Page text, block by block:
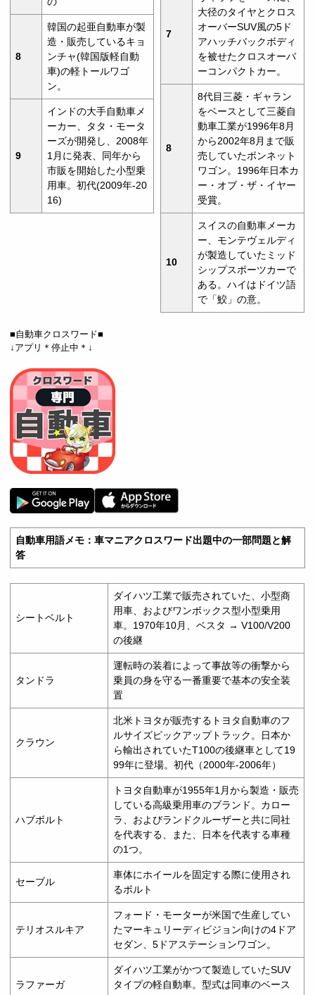
8
韓国の起亜自動車が製
造・販売しているキョ
ンチャ(韓国版軽自動
車)の軽トールワゴ
ン。
9
インドの大手自動車メ
ーカー、タタ・モータ
ーズが開発し、2008年
1月に発表、同年から
市販を開始した小型乗
用車。初代(2009年-20
16)
7
大径のタイヤとクロス
オーバーSUV風の5ド
アハッチバックボディ
を被せたクロスオーバ
ーコンパクトカー。
8
8代目三菱・ギャラン
をベースとして三菱自
動車工業が1996年8月
から2002年8月まで販
売していたボンネット
ワゴン。1996年日本カ
ー・オブ・ザ・イヤー
受賞。
10
スイスの自動車メーカ
ー、モンテヴェルディ
が製造していたミッド
シップスポーツカーで
ある。ハイはドイツ語
で「鮫」の意。
■自動車クロスワード■
↓アプリ＊停止中＊↓
自動車用語メモ：車マニアクロスワード出題中の一部問題と解
答
シートベルト
ダイハツ工業で販売されていた、小型商
用車、およびワンボックス型小型乗用
車。1970年10月、ベスタ → V100/V200
の後継
タンドラ
運転時の装着によって事故等の衝撃から
乗員の身を守る一番重要で基本の安全装
置
クラウン
北米トヨタが販売するトヨタ自動車のフ
ルサイズピックアップトラック。日本か
ら輸出されていたT100の後継車として19
99年に登場。初代（2000年-2006年）
ハブボルト
トヨタ自動車が1955年1月から製造・販売
している高級乗用車のブランド。カロー
ラ、およびランドクルーザーと共に同社
を代表する、また、日本を代表する車種
の1つ。
セーブル
車体にホイールを固定する際に使用され
るボルト
テリオスルキア
フォード・モーターが米国で生産してい
たマーキュリーディビジョン向けの4ドア
セダン、5ドアステーションワゴン。
ラファーガ
ダイハツ工業がかつて製造していたSUV
タイプの軽自動車。型式は同車のベース